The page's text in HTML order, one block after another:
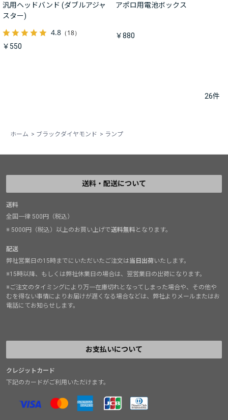
汎用ヘッドバンド (ダブルアジャ
スター)
4.8 （18）
￥550
アポロ用電池ボックス
￥880
26件
ホーム > ブラックダイヤモンド > ランプ
送料・配送について
送料
全国一律 500円（税込）
※ 5000円（税込）以上のお買い上げで送料無料となります。
配送
弊社営業日の15時までにいただいたご注文は当日出荷いたします。
※15時以降、もしくは弊社休業日の場合は、翌営業日の出荷になります。
※ご注文のタイミングにより万一在庫切れとなってしまった場合や、その他や
むを得ない事情によりお届けが遅くなる場合などは、弊社よりメールまたはお
電話にてお知らせします。
お支払いについて
クレジットカード
下記のカードがご利用いただけます。